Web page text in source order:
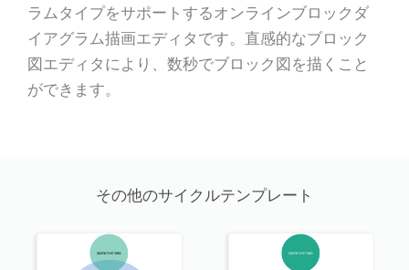
ラムタイプをサポートするオンラインブロックダ
イアグラム描画エディタです。直感的なブロック
図エディタにより、数秒でブロック図を描くこと
ができます。
その他のサイクルテンプレート